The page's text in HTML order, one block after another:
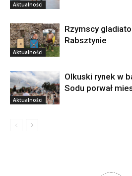
Aktualności
Aktualności
Rzymscy
Rabsztynie
Aktualności
Olkuski rynek w
Sodu porwał